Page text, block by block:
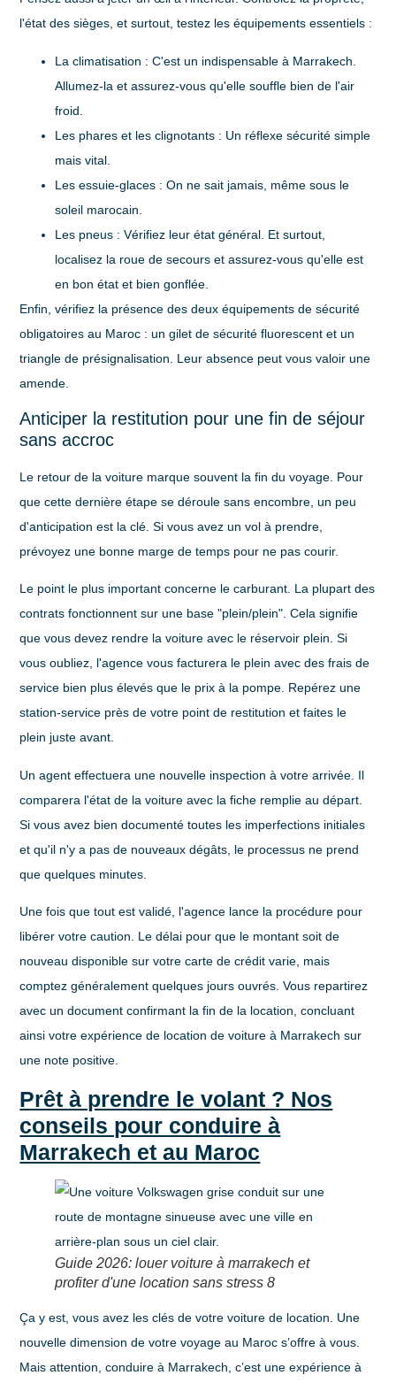
l'état des sièges, et surtout, testez les équipements essentiels :
La climatisation : C'est un indispensable à Marrakech.
Allumez-la et assurez-vous qu'elle souffle bien de l'air
froid.
Les phares et les clignotants : Un réflexe sécurité simple
mais vital.
Les essuie-glaces : On ne sait jamais, même sous le
soleil marocain.
Les pneus : Vérifiez leur état général. Et surtout,
localisez la roue de secours et assurez-vous qu'elle est
en bon état et bien gonflée.
Enfin, vérifiez la présence des deux équipements de sécurité
obligatoires au Maroc : ungilet de sécurité fluorescent et un
triangle de présignalisation . Leur absence peut vous valoir une
amende.
Anticiper la restitution pour une fin de séjour
sans accroc
Le retour de la voiture marque souvent la fin du voyage. Pour
que cette dernière étape se déroule sans encombre, un peu
d'anticipation est la clé. Si vous avez un vol à prendre,
prévoyez une bonne marge de temps pour ne pas courir.
Le point le plus important concerne le carburant. La plupart des
contrats fonctionnent sur une base"plein/plein". Cela signifie
que vous devez rendre la voiture avec le réservoir plein. Si
vous oubliez, l'agence vous facturera le plein avec des frais de
service bien plus élevés que le prix à la pompe. Repérez une
station-service près de votre point de restitution et faites le
plein juste avant.
Un agent effectuera une nouvelle inspection à votre arrivée. Il
comparera l'état de la voiture avec la fiche remplie au départ.
Si vous avez bien documenté toutes les imperfections initiales
et qu'il n'y a pas de nouveaux dégâts, le processus ne prend
que quelques minutes.
Une fois que tout est validé, l'agence lance la procédure pour
libérer votre caution. Le délai pour que le montant soit de
nouveau disponible sur votre carte de crédit varie, mais
comptez généralement quelques jours ouvrés. Vous repartirez
avec un document confirmant la fin de la location, concluant
ainsi votre expérience de location de voiture à Marrakech sur
une note positive.
Prêt à prendre le volant ? Nos
conseils pour conduire à
Marrakech et au Maroc
Guide 2026: louer voiture à marrakech et
profiter d'une location sans stress 8
Ça y est, vous avez les clés de votre voiture de location. Une
nouvelle dimension de votre voyage au Maroc s’offre à vous.
Mais attention, conduire à Marrakech, c’est une expérience à